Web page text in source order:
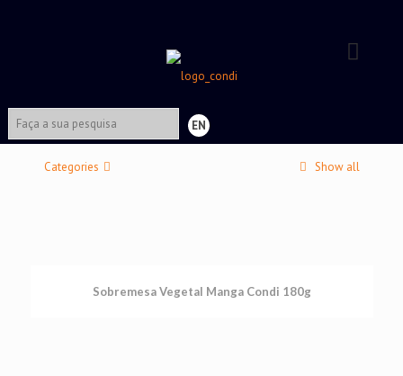
EN
Categories Show all
Sobremesa Vegetal Manga Condi 180g